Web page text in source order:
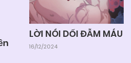
LỜI NÓI DỐI ĐẪM MÁU
16/12/2024